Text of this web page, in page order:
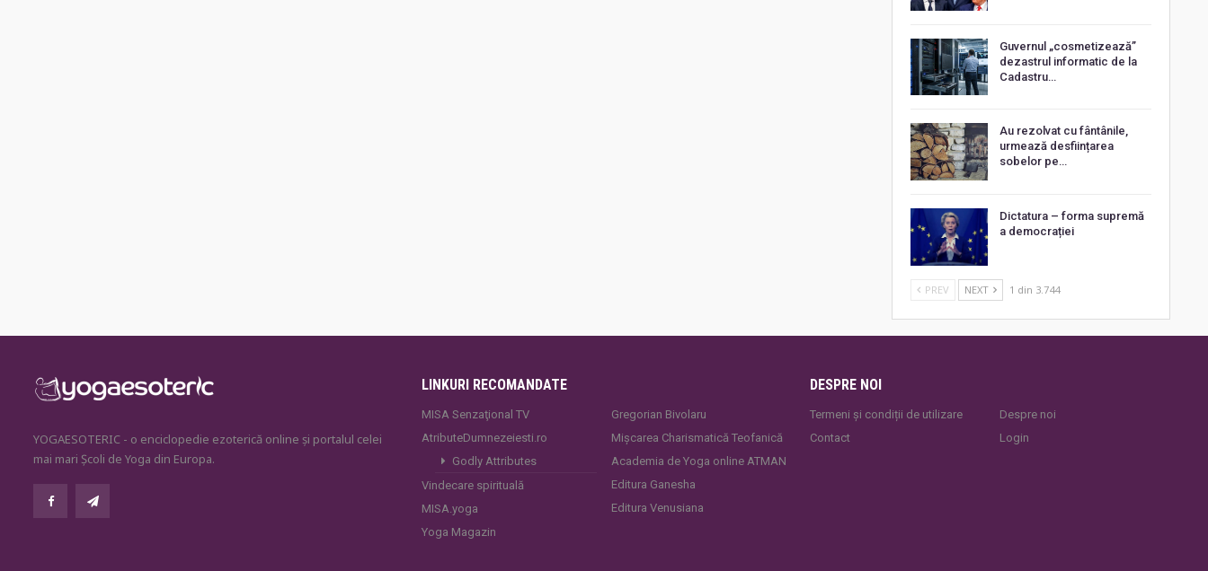
Guvernul „cosmetizează”
dezastrul informatic de la
Cadastru…
Au rezolvat cu fântânile,
urmează desființarea
sobelor pe…
Dictatura – forma supremă
a democrației
PREV NEXT 1 din 3.744
YOGAESOTERIC - o enciclopedie ezoterică online și portalul celei
mai mari Școli de Yoga din Europa.
LINKURI RECOMANDATE
MISA Senzaţional TV
AtributeDumnezeiesti.ro
Godly Attributes
Vindecare spirituală
MISA.yoga
Yoga Magazin
Gregorian Bivolaru
Mișcarea Charismatică Teofanică
Academia de Yoga online ATMAN
Editura Ganesha
Editura Venusiana
DESPRE NOI
Termeni și condiții de utilizare
Contact
Despre noi
Login